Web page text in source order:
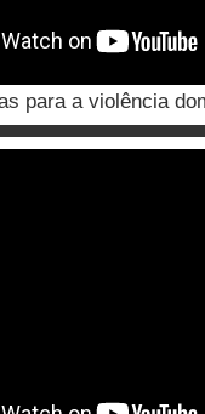
para a violência